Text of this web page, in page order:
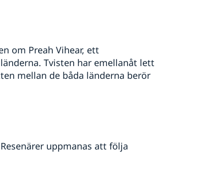
om Preah Vihear, ett
Tvisten har emellanåt lett
mellan de båda länderna berör
uppmanas att följa